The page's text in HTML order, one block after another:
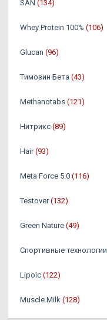
SAN (134)
Whey Protein 100% (106)
Glucan (96)
Tимозин Бета (43)
Methanotabs (121)
Нитрикс (89)
Hair (93)
Meta Force 5.0 (116)
Testover (132)
Green Nature (49)
Спортивные технологии
Lipoic (122)
Muscle Milk (128)